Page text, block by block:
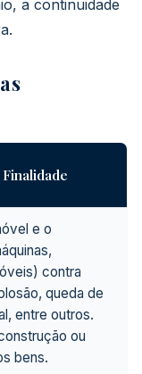
a continuidade
e o
contra
queda de
entre outros.
ou
bens.